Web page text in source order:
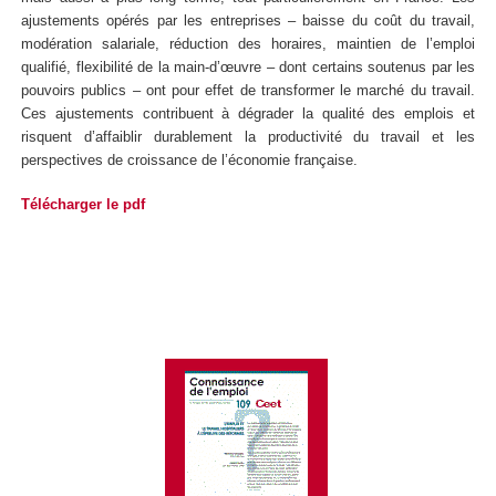
ajustements opérés par les entreprises ‒ baisse du coût du travail,
modération salariale, réduction des horaires, maintien de l’emploi
qualifié, flexibilité de la main-d’œuvre ‒ dont certains soutenus par les
pouvoirs publics ‒ ont pour effet de transformer le marché du travail.
Ces ajustements contribuent à dégrader la qualité des emplois et
risquent d’affaiblir durablement la productivité du travail et les
perspectives de croissance de l’économie française.
Télécharger le pdf